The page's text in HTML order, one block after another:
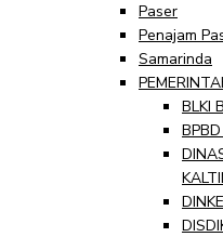
Paser
Penajam
Samarinda
BLKI